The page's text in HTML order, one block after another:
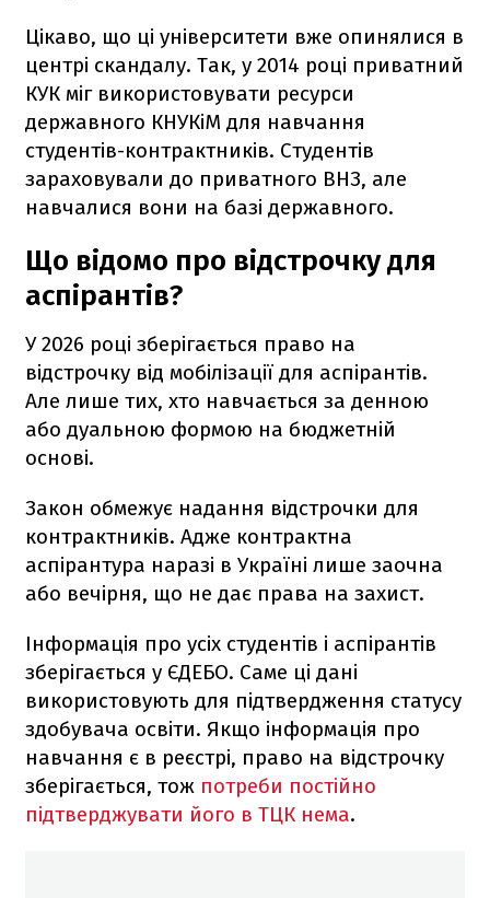
Цікаво, що ці університети вже опинялися в
центрі скандалу. Так, у 2014 році приватний
КУК міг використовувати ресурси
державного КНУКіМ для навчання
студентів-контрактників. Студентів
зараховували до приватного ВНЗ, але
навчалися вони на базі державного.
Що відомо про відстрочку для
аспірантів?
У 2026 році зберігається право на
відстрочку від мобілізації для аспірантів.
Але лише тих, хто навчається за денною
або дуальною формою на бюджетній
основі.
Закон обмежує надання відстрочки для
контрактників. Адже контрактна
аспірантура наразі в Україні лише заочна
або вечірня, що не дає права на захист.
Інформація про усіх студентів і аспірантів
зберігається у ЄДЕБО. Саме ці дані
використовують для підтвердження статусу
здобувача освіти. Якщо інформація про
навчання є в реєстрі, право на відстрочку
зберігається, тож потреби постійно
підтверджувати його в ТЦК нема.